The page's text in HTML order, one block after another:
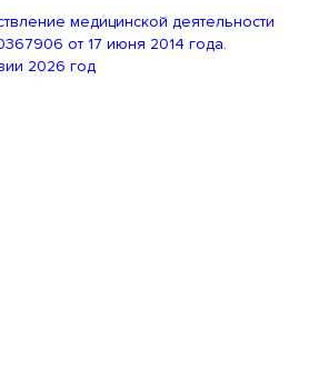
медицинской деятельности
от 17 июня 2014 года.
2026 год